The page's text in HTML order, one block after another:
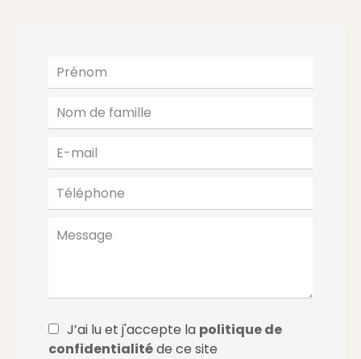
J’ai lu et j'accepte la politique de
confidentialitéde ce site